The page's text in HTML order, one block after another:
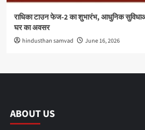
राधिका टाउन फेज-2 का शुभारंभ, आधुनिक
घर का अवसर
hindusthan samvad June 16, 2026
ABOUT US